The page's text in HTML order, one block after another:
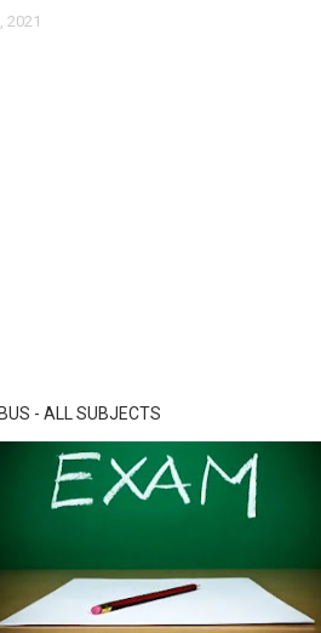
செயல்பாடுகள் - டிசம்பர் 17
2021
- ALL SUBJECTS